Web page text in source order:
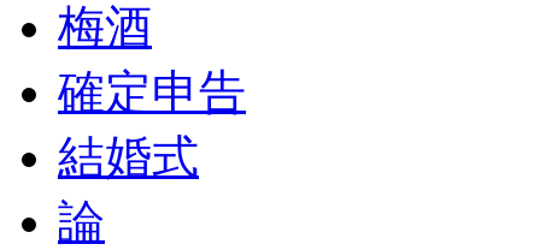
梅酒
確定申告
結婚式
論